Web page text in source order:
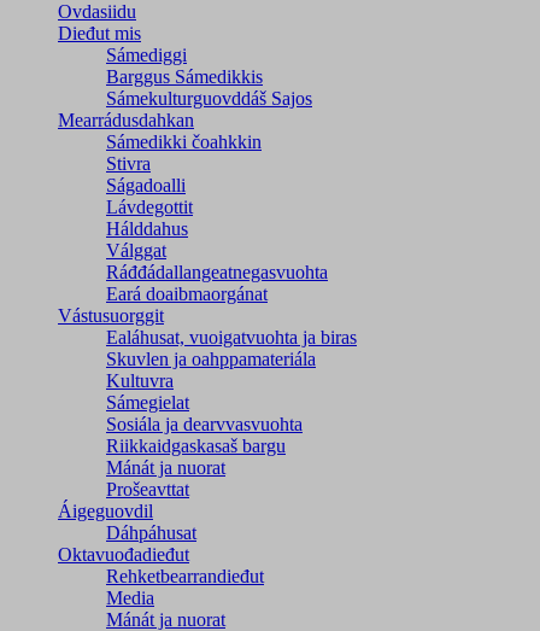
Ovdasiidu
Dieđut mis
Sámediggi
Barggus Sámedikkis
Sámekulturguovddáš Sajos
Mearrádusdahkan
Sámedikki čoahkkin
Stivra
Ságadoalli
Lávdegottit
Hálddahus
Válggat
Ráđđádallangeatnegas­vuohta
Eará doaibmaorgánat
Vástusuorggit
Ealáhusat, vuoigatvuohta ja biras
Skuvlen ja oahppamateriála
Kultuvra
Sámegielat
Sosiála ja dearvvasvuohta
Riikkaidgaskasaš bargu
Mánát ja nuorat
Prošeavttat
Áigeguovdil
Dáhpáhusat
Oktavuođadieđut
Rehketbearrandieđut
Media
Mánát ja nuorat